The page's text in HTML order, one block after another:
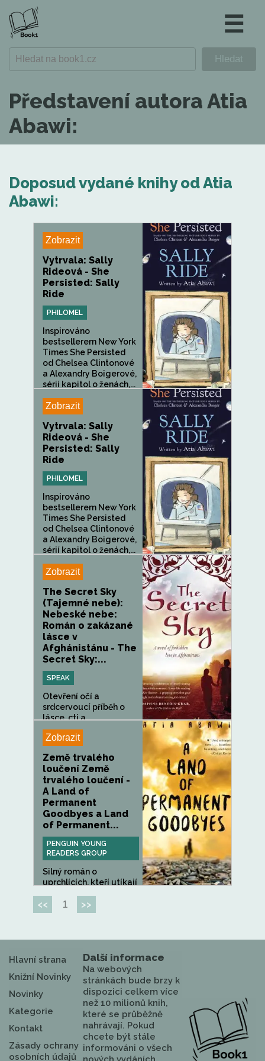
☰
Představení autora Atia
Abawi:
Doposud vydané knihy od Atia
Abawi:
Zobrazit
Vytrvala: Sally
Rideová - She
Persisted: Sally
Ride
PHILOMEL
Inspirováno
bestsellerem New York
Times She Persisted
od Chelsea Clintonové
a Alexandry Boigerové,
sérií kapitol o ženách,...
Zobrazit
Vytrvala: Sally
Rideová - She
Persisted: Sally
Ride
PHILOMEL
Inspirováno
bestsellerem New York
Times She Persisted
od Chelsea Clintonové
a Alexandry Boigerové,
sérií kapitol o ženách,...
Zobrazit
The Secret Sky
(Tajemné nebe):
Nebeské nebe:
Román o zakázané
lásce v
Afghánistánu - The
Secret Sky:...
SPEAK
Otevření očí a
srdcervoucí příběh o
lásce, cti a...
Zobrazit
Země trvalého
loučení Země
trvalého loučení -
A Land of
Permanent
Goodbyes a Land
of Permanent...
PENGUIN YOUNG
READERS GROUP
Silný román o
uprchlících, kteří utíkají
<< 1 >>
Hlavní strana
Knižní Novinky
Novinky
Kategorie
Kontakt
Zásady ochrany
osobních údajů
Další informace
Na webových
stránkách bude brzy k
dispozici celkem více
než 10 milionů knih,
které se průběžně
nahrávají. Pokud
chcete být stále
informováni o všech